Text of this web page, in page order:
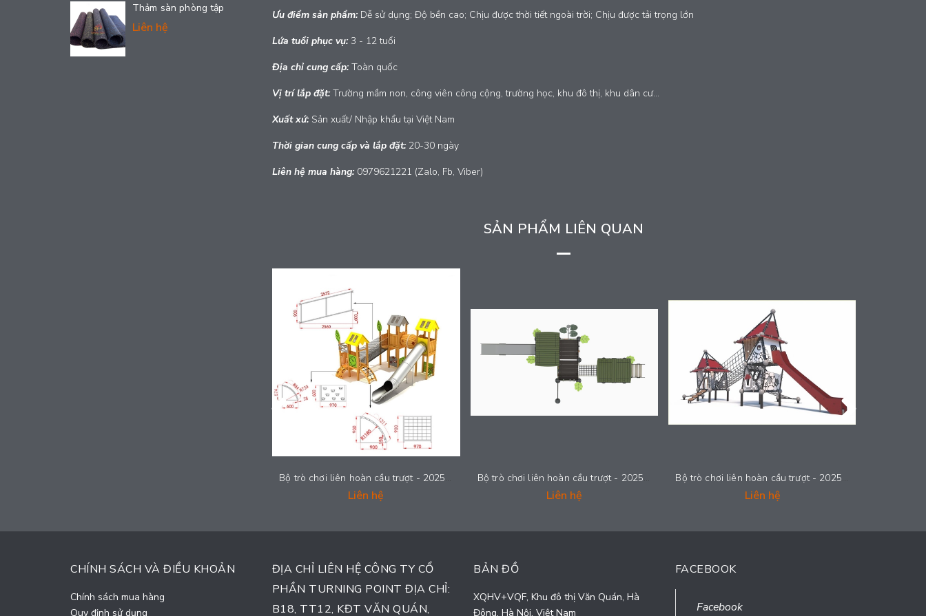
Ưu điểm sản phẩm:Dễ sử dụng; Độ bền cao; Chịu được thời tiết ngoài trời; Chịu được tải trọng lớn
Lứa tuổi phục vụ:3 - 12 tuổi
Địa chỉ cung cấp:Toàn quốc
Vị trí lắp đặt:Trường mầm non, công viên công cộng, trường học, khu đô thị, khu dân cư...
Xuất xứ:Sản xuất/ Nhập khẩu tại Việt Nam
Thời gian cung cấp và lắp đặt: 20-30 ngày
Liên hệ mua hàng: 0979621221 (Zalo, Fb, Viber)
SẢN PHẨM LIÊN QUAN
Bộ trò chơi liên hoàn cầu trượt - 2025-LH022
Liên hệ
Bộ trò chơi liên hoàn cầu trượt - 2025-LH019
Liên hệ
Bộ trò chơi liên hoàn cầu trượt - 2025-LH018
Liên hệ
Thảm sàn phòng tập
Liên hệ
CHÍNH SÁCH VÀ ĐIỀU KHOẢN
Chính sách mua hàng
Quy định sử dụng
ĐỊA CHỈ LIÊN HỆ CÔNG TY CỔ
PHẦN TURNING POINT ĐỊA CHỈ:
B18, TT12, KĐT VĂN QUÁN,
BẢN ĐỒ
XQHV+VQF, Khu đô thị Văn Quán, Hà
Đông, Hà Nội, Việt Nam
FACEBOOK
Facebook